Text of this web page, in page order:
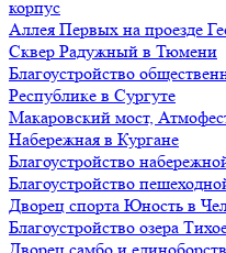
корпус
Аллея Первых на проезде
Сквер Радужный в Тюмени
Благоустройство
Республике в Сургуте
Макаровский мост,
Набережная в Кургане
Благоустройство
Благоустройство
Дворец спорта Юность в
Благоустройство озера